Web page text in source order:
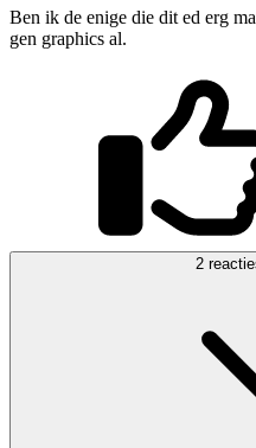
Ben ik de enige die dit ed erg
gen graphics al.
2